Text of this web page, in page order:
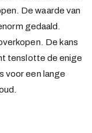
De waarde van
gedaald.
De kans
tenslotte de enige
voor een lange